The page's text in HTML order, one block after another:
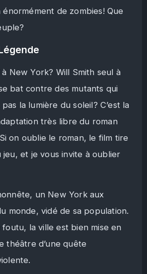
énormément de zombies! Que
New York? Will Smith seul à
bat contre des mutants qui
la lumière du soleil? C’est la
très libre du roman
on oublie le roman, le film tire
jeu, et je vous invite à oublier
un New York aux
monde, vidé de sa population.
foutu, la ville est bien mise en
théâtre d’une quête